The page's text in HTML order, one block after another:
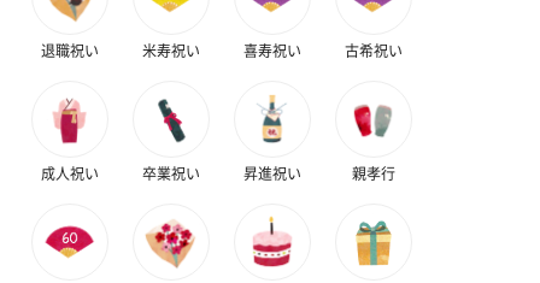
アールグレイ（HAPPY
BIRTHDAY TO YOU）
アールグレイティー
（660円）
退職祝い 米寿祝い 喜寿祝い 古希祝い
成人祝い 卒業祝い 昇進祝い 親孝行